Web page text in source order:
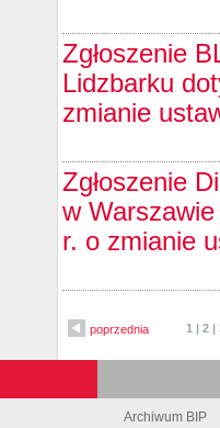
Zgłoszenie
Lidzbarku
zmianie
Zgłoszenie
w
r. o zmianie
poprzednia 1 | 2|
Archiwum BIP